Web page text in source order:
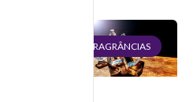
FRAGRÂNCIAS